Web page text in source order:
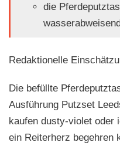
die
Redaktionelle
Die befüllte
Ausführung Putzset
kaufen dusty-violet oder
ein Reiterherz begehren